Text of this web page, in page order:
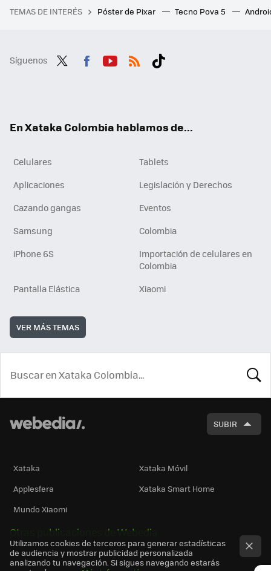
TEMAS DE INTERÉS Póster de Pixar Tecno Pova 5
Síguenos
En Xataka Colombia hablamos de...
Celulares
Tablets
Aplicaciones
Legislación y Derechos
Cazando gangas
Eventos
Samsung
Colombia
iPhone 6S
Importación de celulares en
Colombia
Pantalla Elástica
Xiaomi
VER MÁS TEMAS
SUBIR
Xataka
Xataka Móvil
Applesfera
Xataka Smart Home
Mundo Xiaomi
Otras publicaciones de Webedia
Utilizamos cookies de terceros para generar estadísticas
de audiencia y mostrar publicidad personalizada
analizando tu navegación. Si sigues navegando estarás